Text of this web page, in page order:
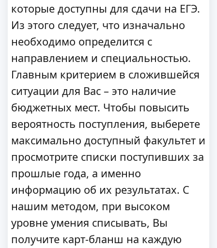
которые доступны для сдачи на ЕГЭ.
Из этого следует, что изначально
необходимо определится с
направлением и специальностью.
Главным критерием в сложившейся
ситуации для Вас – это наличие
бюджетных мест. Чтобы повысить
вероятность поступления, выберете
максимально доступный факультет и
просмотрите списки поступивших за
прошлые года, а именно
информацию об их результатах. С
нашим методом, при высоком
уровне умения списывать, Вы
получите карт-бланш на каждую